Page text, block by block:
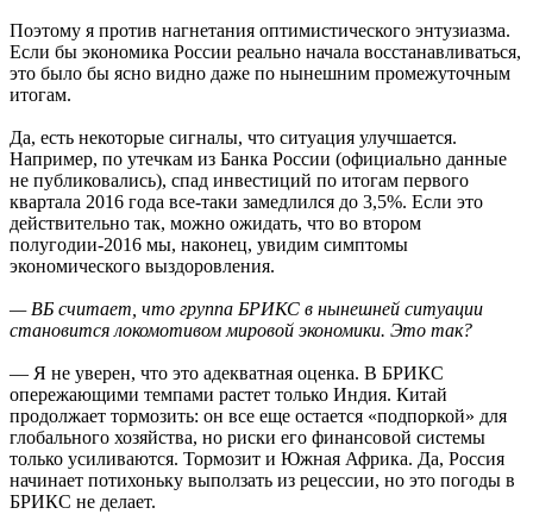
Поэтому я против нагнетания оптимистического энтузиазма.
Если бы экономика России реально начала восстанавливаться,
это было бы ясно видно даже по нынешним промежуточным
итогам.
Да, есть некоторые сигналы, что ситуация улучшается.
Например, по утечкам из Банка России (официально данные
не публиковались), спад инвестиций по итогам первого
квартала 2016 года все-таки замедлился до 3,5%. Если это
действительно так, можно ожидать, что во втором
полугодии-2016 мы, наконец, увидим симптомы
экономического выздоровления.
— ВБ считает, что группа БРИКС в нынешней ситуации
становится локомотивом мировой экономики. Это так?
— Я не уверен, что это адекватная оценка. В БРИКС
опережающими темпами растет только Индия. Китай
продолжает тормозить: он все еще остается «подпоркой» для
глобального хозяйства, но риски его финансовой системы
только усиливаются. Тормозит и Южная Африка. Да, Россия
начинает потихоньку выползать из рецессии, но это погоды в
БРИКС не делает.